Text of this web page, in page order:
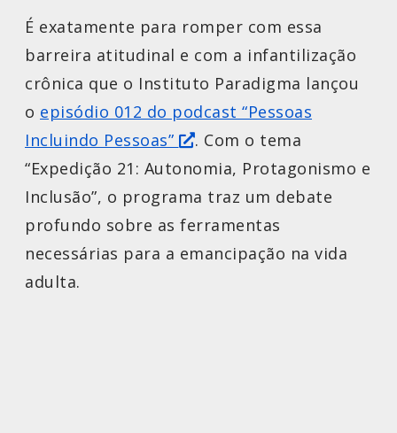
É exatamente para romper com essa
barreira atitudinal e com a infantilização
crônica que o Instituto Paradigma lançou
o episódio 012 do podcast “Pessoas
Incluindo Pessoas”
. Com o tema
“Expedição 21: Autonomia, Protagonismo e
Inclusão”, o programa traz um debate
profundo sobre as ferramentas
necessárias para a emancipação na vida
adulta.